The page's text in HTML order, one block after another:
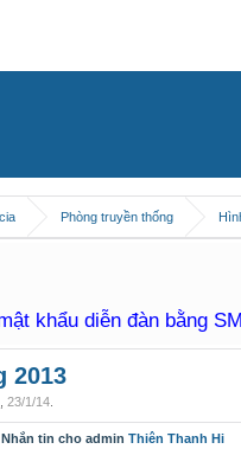
Phòng truyền thống
khẩu diễn đàn bằng
2013
,23/1/14
tin cho adminThiên Thanh Hi